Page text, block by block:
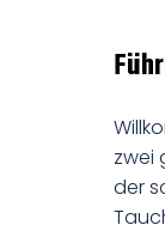
zwei
der